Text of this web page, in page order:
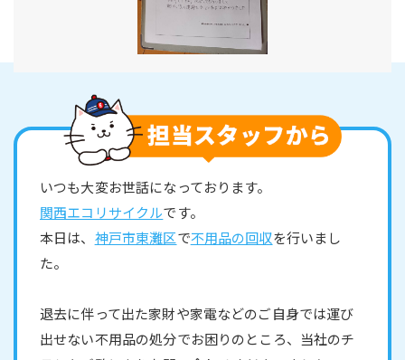
いつも大変お世話になっております。
関西エコリサイクルです。
本日は、 神戸市東灘区で不用品の回収を行いまし
た。
退去に伴って出た家財や家電などのご自身では運び
出せない不用品の処分でお困りのところ、当社のチ